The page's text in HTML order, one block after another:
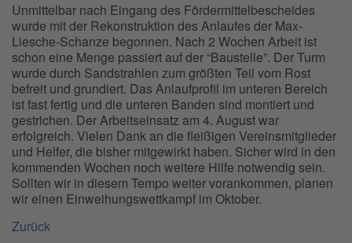
Unmittelbar nach Eingang des Fördermittelbescheides
wurde mit der Rekonstruktion des Anlaufes der Max-
Liesche-Schanze begonnen. Nach 2 Wochen Arbeit ist
schon eine Menge passiert auf der “Baustelle”. Der Turm
wurde durch Sandstrahlen zum größten Teil vom Rost
befreit und grundiert. Das Anlaufprofil im unteren Bereich
ist fast fertig und die unteren Banden sind montiert und
gestrichen. Der Arbeitseinsatz am 4. August war
erfolgreich. Vielen Dank an die fleißigen Vereinsmitglieder
und Helfer, die bisher mitgewirkt haben. Sicher wird in den
kommenden Wochen noch weitere Hilfe notwendig sein.
Sollten wir in diesem Tempo weiter vorankommen, planen
wir einen Einweihungswettkampf im Oktober.
Zurück